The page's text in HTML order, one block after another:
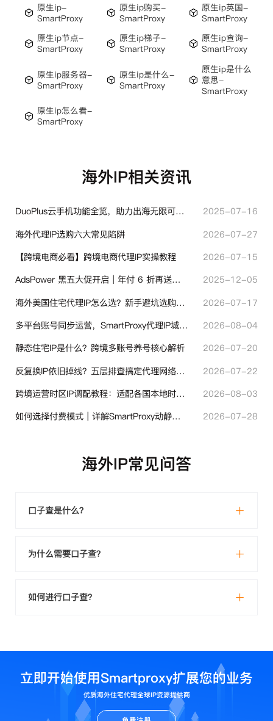
原生ip-
SmartProxy
原生ip购买-
SmartProxy
原生ip英国-
SmartProxy
原生ip节点-
SmartProxy
原生ip梯子-
SmartProxy
原生ip查询-
SmartProxy
原生ip服务器-
SmartProxy
原生ip是什么-
SmartProxy
原生ip是什么
意思-
SmartProxy
原生ip怎么看-
SmartProxy
海外IP相关资讯
DuoPlus云手机功能全览，助力出海无限可能！
2025-07-16
海外代理IP选购六大常见陷阱
2026-07-27
【跨境电商必看】跨境电商代理IP实操教程
2026-07-15
AdsPower 黑五大促开启｜年付 6 折再送半年＋豪礼抽奖
2025-12-05
海外美国住宅代理IP怎么选？新手避坑选购指南
2026-07-17
多平台账号同步运营，SmartProxy代理IP城市定位功能有哪些实用价值
2026-08-04
静态住宅IP是什么？跨境多账号养号核心解析
2026-07-20
反复换IP依旧掉线？五层排查搞定代理网络异常
2026-07-22
跨境运营时区IP调配教程：适配各国本地时区设置方法
2026-08-03
如何选择付费模式｜详解SmartProxy动静态计费体系
2026-07-28
海外IP常见问答
口子查是什么？
为什么需要口子查？
如何进行口子查？
立即开始使用Smartproxy扩展您的业务
优质海外住宅代理全球IP资源提供商